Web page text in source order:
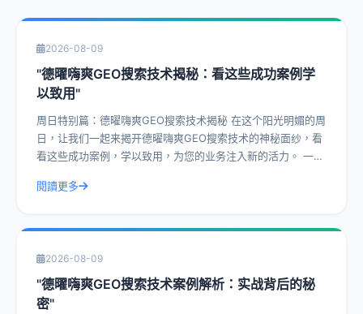
2026-08-09
"德曜嗨爽GEO搜索技术揭秘：看这些成功案例学
以致用"
周日特别篇：德曜嗨爽GEO搜索技术揭秘 在这个阳光明媚的周
日，让我们一起来揭开德曜嗨爽GEO搜索技术的神秘面纱，看
看这些成功案例，学以致用，为您的业务注入新的活力。 一、
閱讀更多
2026-08-09
"德曜嗨爽GEO搜索技术案例解析：实战背后的秘
密"